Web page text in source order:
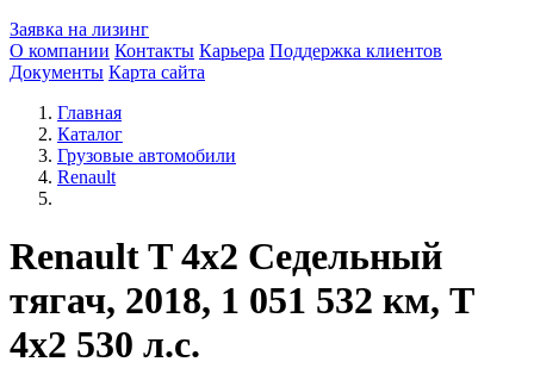
Заявка на лизинг
О компании Контакты Карьера Поддержка клиентов
Документы Карта сайта
Главная
Каталог
Грузовые автомобили
Renault
Renault T 4x2 Седельный
тягач, 2018, 1 051 532 км, T
4x2 530 л.с.